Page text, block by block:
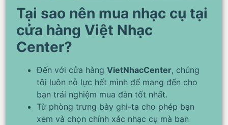
Tại sao nên mua nhạc cụ tại
cửa hàng Việt Nhạc
Center?
Đến với cửa hàng VietNhacCenter, chúng
tôi luôn nỗ lực hết mình để mang đến cho
bạn trải nghiệm mua đàn tốt nhất.
Từ phòng trưng bày ghi-ta cho phép bạn
xem và chọn chính xác nhạc cụ mà bạn